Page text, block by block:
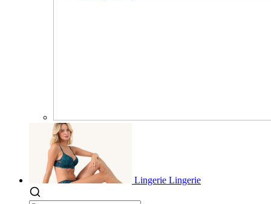
Lingerie Lingerie